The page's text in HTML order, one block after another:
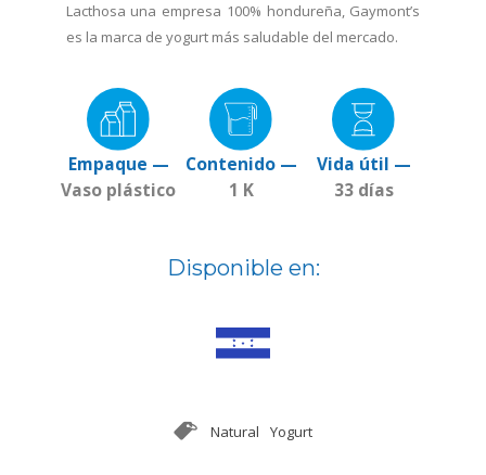
Lacthosa una empresa 100% hondureña, Gaymont’s
es la marca de yogurt más saludable del mercado.
Empaque —
Vaso plástico
Contenido —
1 K
Vida útil —
33 días
Disponible en:
Natural Yogurt